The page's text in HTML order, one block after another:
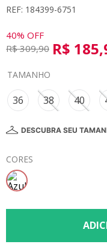
REF: 184399-6751
40% OFF
R$ 309,90 R$ 185,
TAMANHO
36 38 40
DESCUBRA SEU
CORES
8 º
calça
9º
10º colorittá